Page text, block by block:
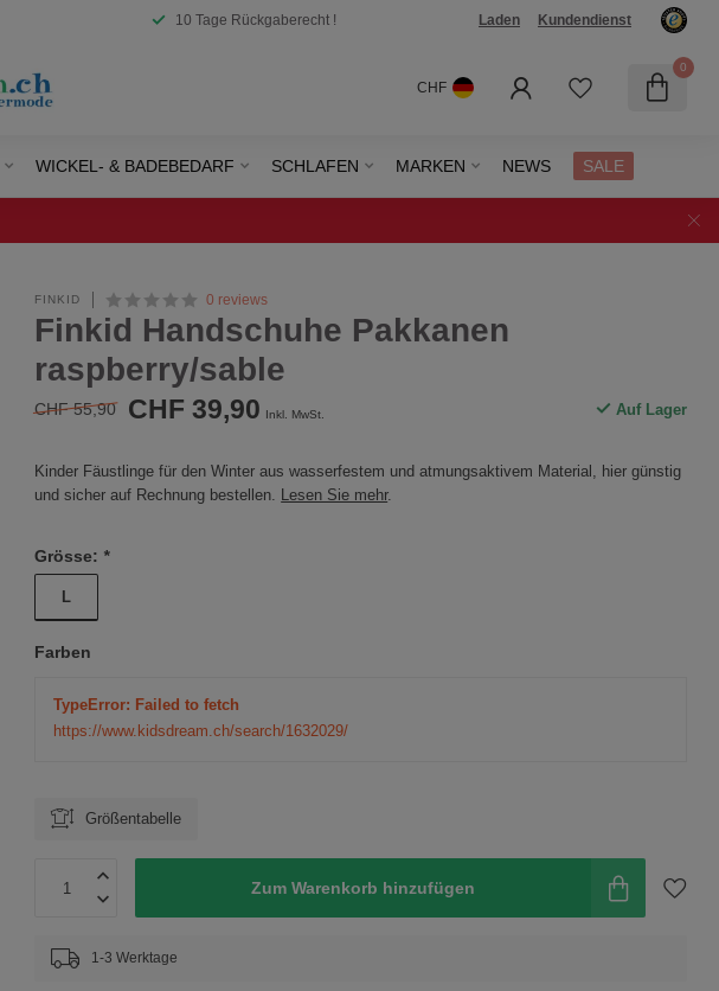
10 Tage Rückgaberecht ! Laden Kundendienst
CHF
0
WICKEL- & BADEBEDARF SCHLAFEN MARKEN NEWS SALE
FINKID 0 reviews
Finkid Handschuhe Pakkanen
raspberry/sable
CHF 55,90 CHF 39,90 Inkl. MwSt. Auf Lager
Kinder Fäustlinge für den Winter aus wasserfestem und atmungsaktivem Material, hier günstig
und sicher auf Rechnung bestellen. Lesen Sie mehr.
Grösse: *
L
Farben
TypeError: Failed to fetch
https://www.kidsdream.ch/search/1632029/
Größentabelle
Zum Warenkorb hinzufügen
1-3 Werktage